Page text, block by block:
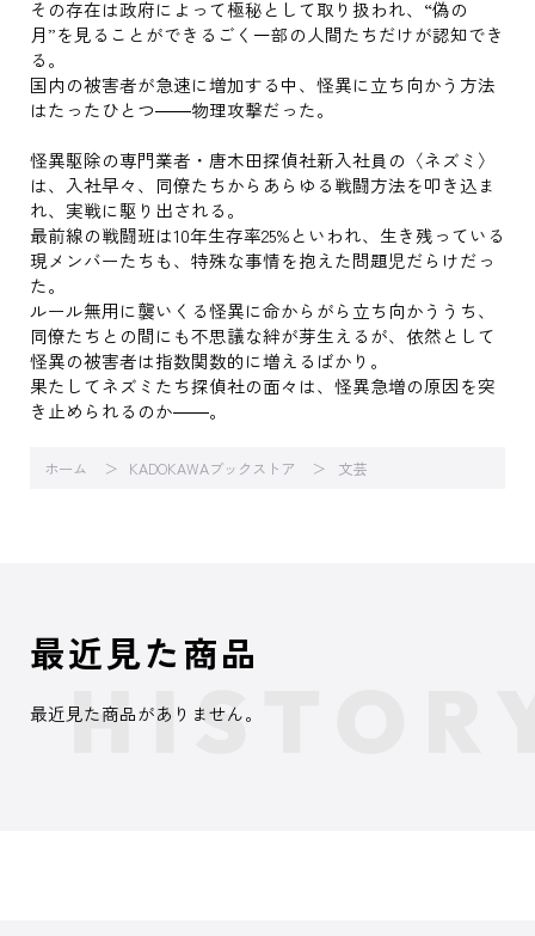
その存在は政府によって極秘として取り扱われ、“偽の
月”を見ることができるごく一部の人間たちだけが認知でき
る。
国内の被害者が急速に増加する中、怪異に立ち向かう方法
はたったひとつ――物理攻撃だった。
怪異駆除の専門業者・唐木田探偵社新入社員の〈ネズミ〉
は、入社早々、同僚たちからあらゆる戦闘方法を叩き込ま
れ、実戦に駆り出される。
最前線の戦闘班は10年生存率25%といわれ、生き残っている
現メンバーたちも、特殊な事情を抱えた問題児だらけだっ
た。
ルール無用に襲いくる怪異に命からがら立ち向かううち、
同僚たちとの間にも不思議な絆が芽生えるが、依然として
怪異の被害者は指数関数的に増えるばかり。
果たしてネズミたち探偵社の面々は、怪異急増の原因を突
き止められるのか――。
ホーム KADOKAWAブックストア 文芸
最近見た商品
最近見た商品がありません。